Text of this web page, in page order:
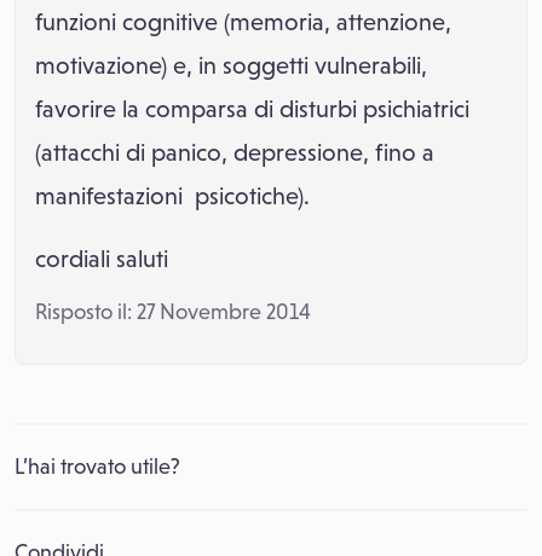
funzioni cognitive (memoria, attenzione,
motivazione) e, in soggetti vulnerabili,
favorire la comparsa di disturbi psichiatrici
(attacchi di panico, depressione, fino a
manifestazioni psicotiche).
cordiali saluti
Risposto il: 27 Novembre 2014
L’hai trovato utile?